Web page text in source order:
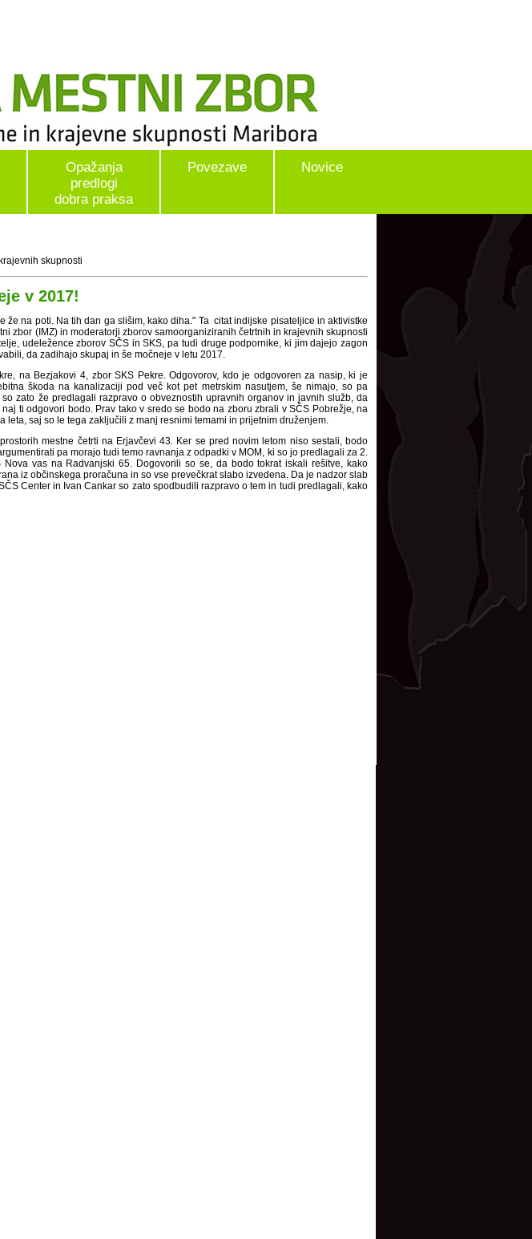
Opažanja
predlogi
dobra praksa
Povezave Novice
skupnosti
v 2017!
že na poti. Na tih dan ga slišim, kako diha." Ta citat indijske pisateljice in aktivistke
zbor (IMZ) in moderatorji zborov samoorganiziranih četrtnih in krajevnih skupnosti
udeležence zborov SČS in SKS, pa tudi druge podpornike, ki jim dajejo zagon
da zadihajo skupaj in še močneje v letu 2017.
na Bezjakovi 4, zbor SKS Pekre. Odgovorov, kdo je odgovoren za nasip, ki je
škoda na kanalizaciji pod več kot pet metrskim nasutjem, še nimajo, so pa
zato že predlagali razpravo o obveznostih upravnih organov in javnih služb, da
ti odgovori bodo. Prav tako v sredo se bodo na zboru zbrali v SČS Pobrežje, na
leta, saj so le tega zaključili z manj resnimi temami in prijetnim druženjem.
mestne četrti na Erjavčevi 43. Ker se pred novim letom niso sestali, bodo
pa morajo tudi temo ravnanja z odpadki v MOM, ki so jo predlagali za 2.
vas na Radvanjski 65. Dogovorili so se, da bodo tokrat iskali rešitve, kako
iz občinskega proračuna in so vse prevečkrat slabo izvedena. Da je nadzor slab
Center in Ivan Cankar so zato spodbudili razpravo o tem in tudi predlagali, kako